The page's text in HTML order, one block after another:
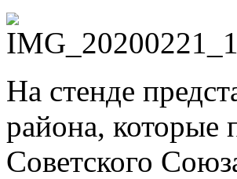
На стенде
района, которые
Советского